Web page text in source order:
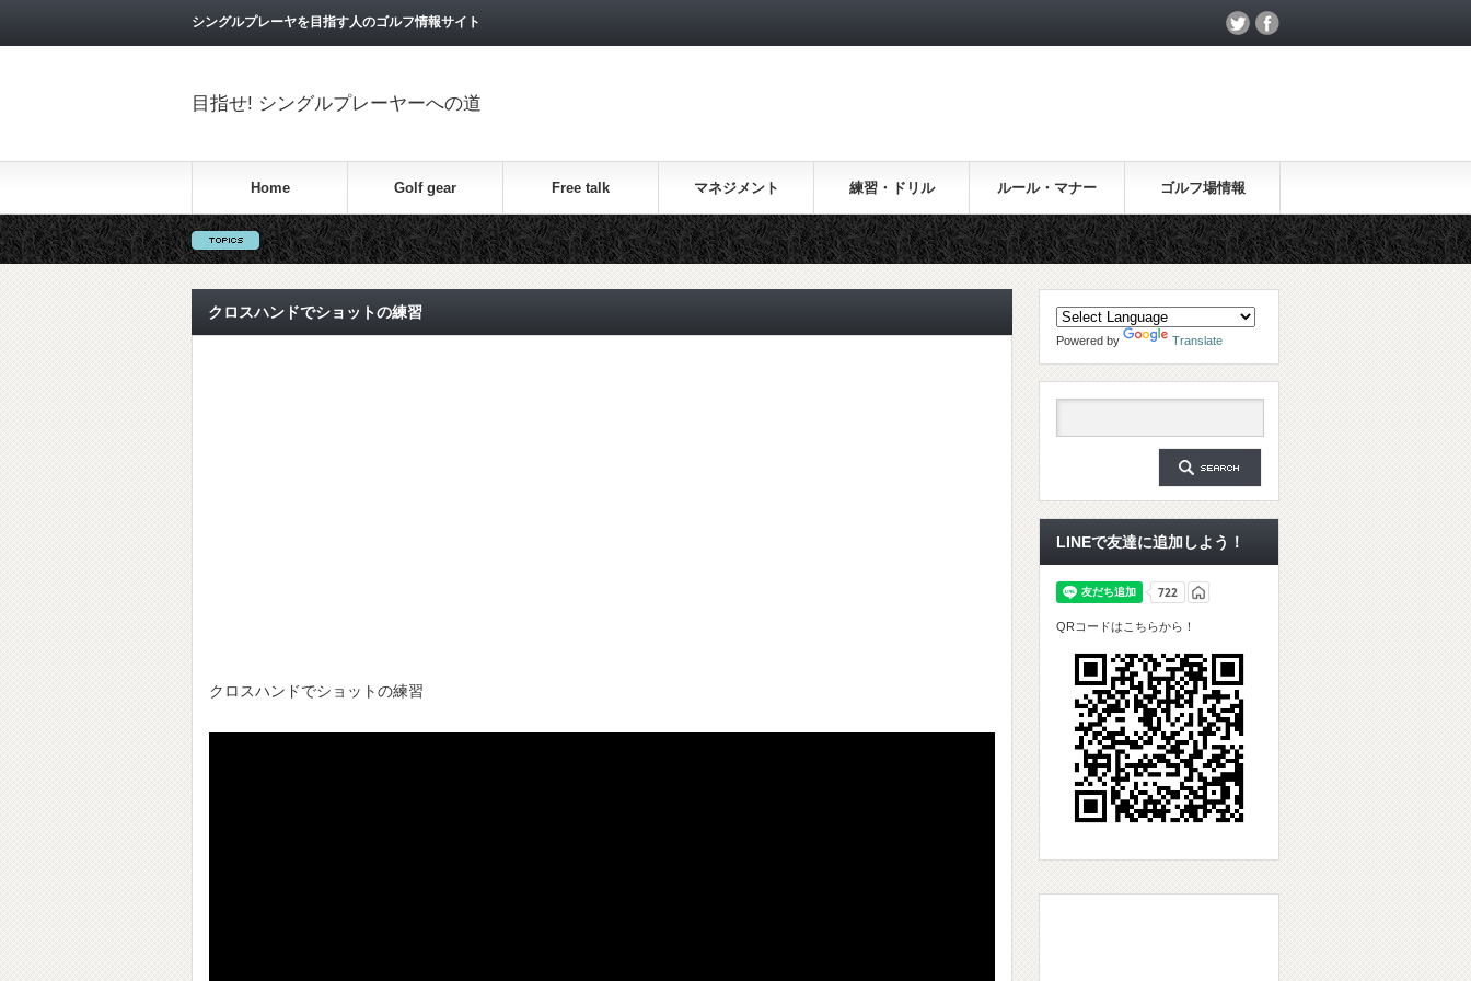
シングルプレーヤを目指す人のゴルフ情報サイト
目指せ! シングルプレーヤーへの道
Home Golf gear Free talk マネジメント 練習・ドリル ルール・マナー ゴルフ場情報
クロスハンドでショットの練習
クロスハンドでショットの練習
Powered by Translate
LINEで友達に追加しよう！
QRコードはこちらから！